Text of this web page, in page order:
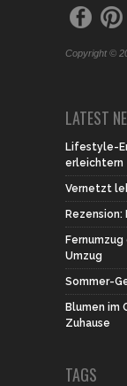
Copyright ©
LATEST
Lifestyle-
erleichtern
Vernetzt
Rezension:
Umzug
Sommer-
Blumen im
Zuhause
TAGS